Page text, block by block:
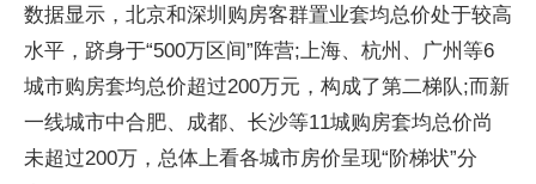
数据显示，北京和深圳购房客群置业套均总价处于较高
水平，跻身于“500万区间”阵营;上海、杭州、广州等6
城市购房套均总价超过200万元，构成了第二梯队;而新
一线城市中合肥、成都、长沙等11城购房套均总价尚
未超过200万，总体上看各城市房价呈现“阶梯状”分